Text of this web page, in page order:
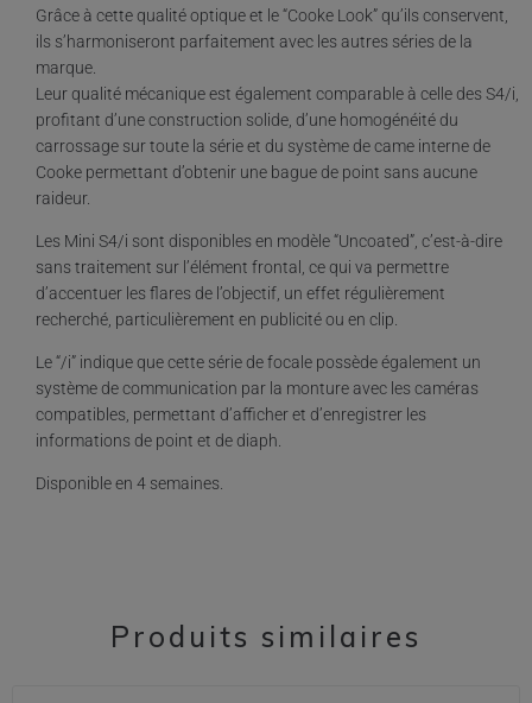
Grâce à cette qualité optique et le “Cooke Look” qu’ils conservent,
ils s’harmoniseront parfaitement avec les autres séries de la
marque.
Leur qualité mécanique est également comparable à celle des S4/i,
profitant d’une construction solide, d’une homogénéité du
carrossage sur toute la série et du système de came interne de
Cooke permettant d’obtenir une bague de point sans aucune
raideur.
Les Mini S4/i sont disponibles en modèle “Uncoated”, c’est-à-dire
sans traitement sur l’élément frontal, ce qui va permettre
d’accentuer les flares de l’objectif, un effet régulièrement
recherché, particulièrement en publicité ou en clip.
Le “/i” indique que cette série de focale possède également un
système de communication par la monture avec les caméras
compatibles, permettant d’afficher et d’enregistrer les
informations de point et de diaph.
Disponible en 4 semaines.
Produits similaires